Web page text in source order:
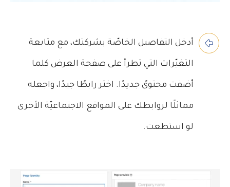
أدخل التفاصيل الخاصّة بشركتك، مع متابعة
التغيّرات التي تطرأ على صفحة العرض كلما
أضفت محتوىً جديدًا. اختر رابطًا جيدًا، واجعله
مماثلًا لروابطك على المواقع الاجتماعيّة الأخرى
لو استطعت.